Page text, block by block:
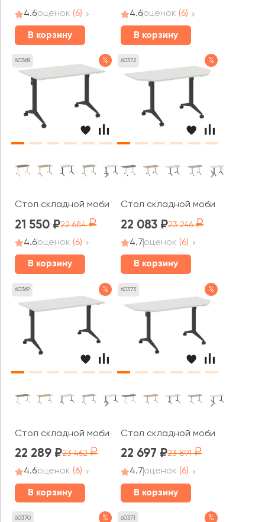
4.6оценок (6)
В корзину
4.6оценок (6)
В корзину
60368 %
Стол складной мобильный 1180x720x753 Икс пулл / X-
21 550 22 684
4.6оценок (6)
В корзину
60372 %
Стол складной мобильный T1
22 083 23 246
4.7оценок (6)
В корзину
60369 %
Стол складной мобильный 1380x720x753 Икс пулл / X-
22 289 23 462
4.6оценок (6)
В корзину
60373 %
Стол складной мобильный T2
22 697 23 891
4.7оценок (6)
В корзину
60370 % 60371 %